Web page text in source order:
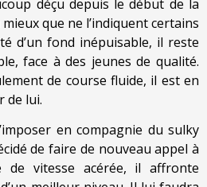
déçu depuis le début de la
que ne l’indiquent certains
d’un fond inépuisable, il reste
face à des jeunes de qualité.
de course fluide, il est en
de lui.
en compagnie du sulky
de faire de nouveau appel à
de vitesse acérée, il affronte